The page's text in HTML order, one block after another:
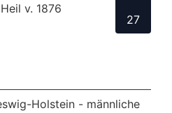
v. 1876
27
Holstein - männliche